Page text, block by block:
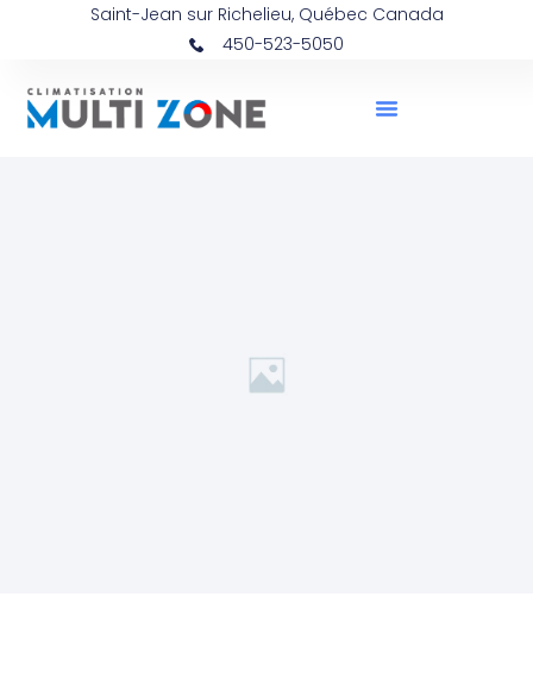
Saint-Jean sur Richelieu, Québec Canada
450-523-5050